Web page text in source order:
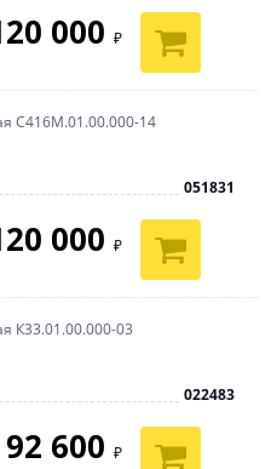
000 ₽
С416М.01.00.000-14
051831
000 ₽
К33.01.00.000-03
022483
92 600 ₽